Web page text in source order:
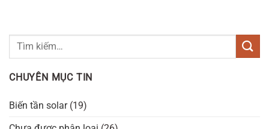
CHUYÊN MỤC TIN
Biến tần solar(19)